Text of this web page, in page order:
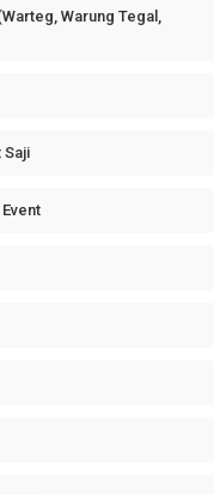
Warung Tegal,
Saji